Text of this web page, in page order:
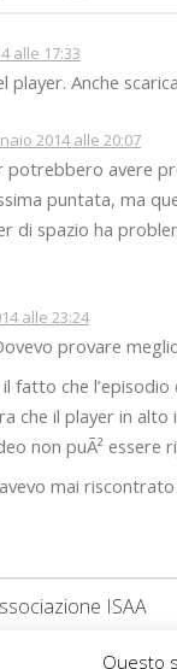
alle 17:33
player. Anche
2014 alle 20:07
potrebbero avere
puntata, ma
di spazio ha
alle 23:24
provare
fatto che
il player in alto
non puÃ²
mai
ISAA
Questo